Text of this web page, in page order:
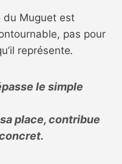
du Muguet est
pas pour
représente.
le simple
place, contribue